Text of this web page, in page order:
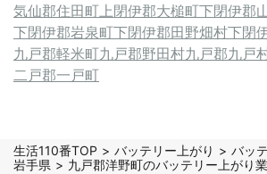
気仙郡住田町上閉伊郡大槌町下閉伊郡
下閉伊郡岩泉町下閉伊郡田野畑村下閉
九戸郡軽米町九戸郡野田村九戸郡九戸
二戸郡一戸町
生活110番TOP バッテリー上がり
バッ
岩手県
九戸郡洋野町のバッテリー上がり